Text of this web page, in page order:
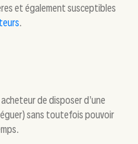
et également susceptibles
.
de disposer d’une
sans toutefois pouvoir